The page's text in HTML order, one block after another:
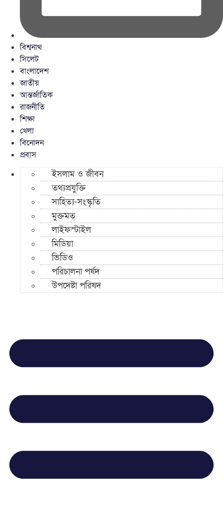
বিশ্বনাথ
সিলেট
বাংলাদেশ
জাতীয়
আন্তর্জাতিক
রাজনীতি
শিক্ষা
খেলা
বিনোদন
প্রবাস
ইসলাম ও জীবন
তথ্যপ্রযুক্তি
সাহিত্য-সংস্কৃতি
মুক্তমত
লাইফস্টাইল
মিডিয়া
ভিডিও
পরিচালনা পর্ষদ
উপদেষ্টা পরিষদ